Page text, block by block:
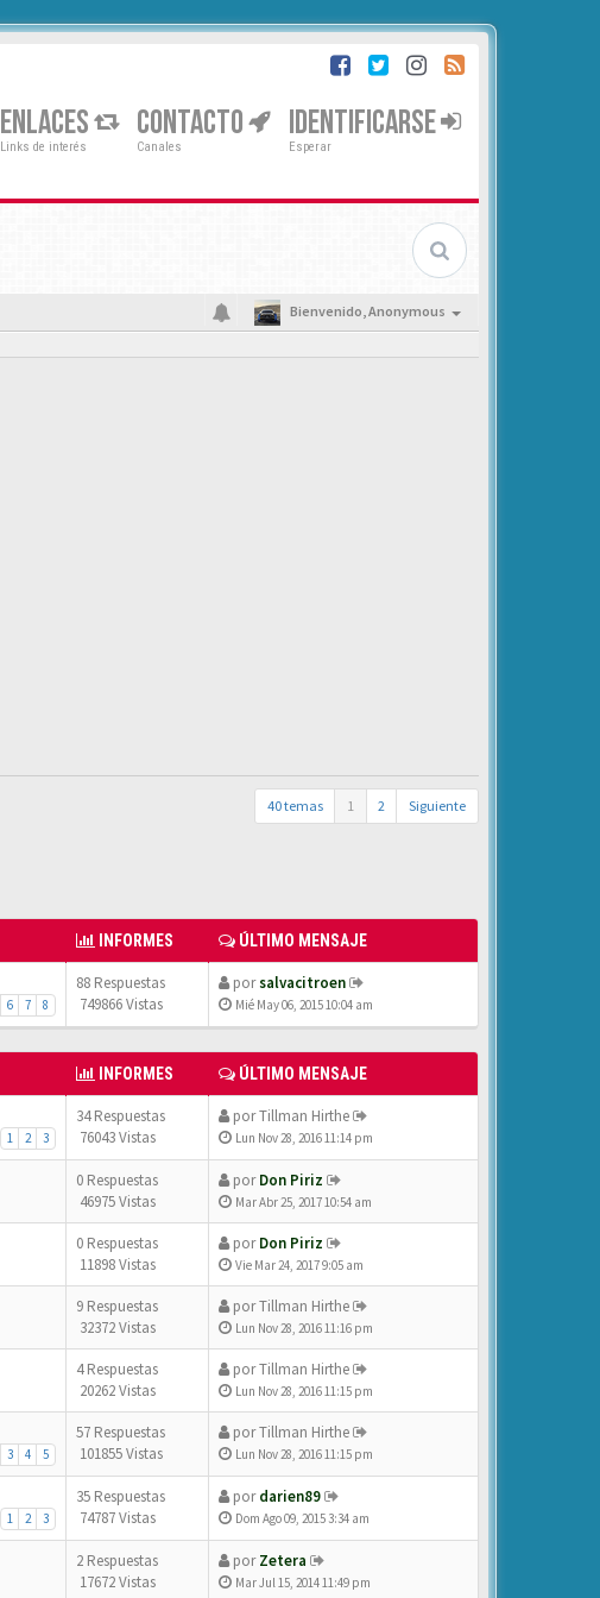
ENLACES
Links de interés
CONTACTO
Canales
IDENTIFICARSE
Esperar
Bienvenido,Anonymous
40 temas 1 2 Siguiente
INFORMES ÚLTIMO MENSAJE
6 7 8
88 Respuestas
749866 Vistas
porsalvacitroen
Mié May 06, 2015 10:04 am
INFORMES ÚLTIMO MENSAJE
1 2 3
34 Respuestas
76043 Vistas
porTillman Hirthe
Lun Nov 28, 2016 11:14 pm
0 Respuestas
46975 Vistas
porDon Piriz
Mar Abr 25, 2017 10:54 am
0 Respuestas
11898 Vistas
porDon Piriz
Vie Mar 24, 2017 9:05 am
9 Respuestas
32372 Vistas
porTillman Hirthe
Lun Nov 28, 2016 11:16 pm
4 Respuestas
20262 Vistas
porTillman Hirthe
Lun Nov 28, 2016 11:15 pm
3 4 5
57 Respuestas
101855 Vistas
porTillman Hirthe
Lun Nov 28, 2016 11:15 pm
1 2 3
35 Respuestas
74787 Vistas
pordarien89
Dom Ago 09, 2015 3:34 am
2 Respuestas
17672 Vistas
porZetera
Mar Jul 15, 2014 11:49 pm